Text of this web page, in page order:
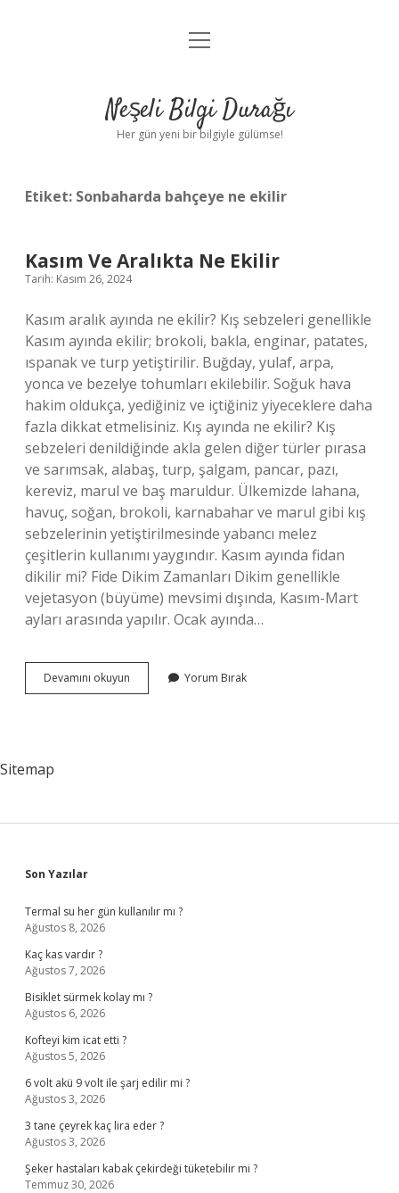
Anasayfa
Yasal Uyarı
menüyü
Neşeli Bilgi Durağı
Her gün yeni bir bilgiyle gülümse!
Etiket: Sonbaharda bahçeye ne ekilir
Kasım Ve Aralıkta Ne Ekilir
Tarih: Kasım 26, 2024
Kasım aralık ayında ne ekilir? Kış sebzeleri genellikle
Kasım ayında ekilir; brokoli, bakla, enginar, patates,
ıspanak ve turp yetiştirilir. Buğday, yulaf, arpa,
yonca ve bezelye tohumları ekilebilir. Soğuk hava
hakim oldukça, yediğiniz ve içtiğiniz yiyeceklere daha
fazla dikkat etmelisiniz. Kış ayında ne ekilir? Kış
sebzeleri denildiğinde akla gelen diğer türler pırasa
ve sarımsak, alabaş, turp, şalgam, pancar, pazı,
kereviz, marul ve baş maruldur. Ülkemizde lahana,
havuç, soğan, brokoli, karnabahar ve marul gibi kış
sebzelerinin yetiştirilmesinde yabancı melez
çeşitlerin kullanımı yaygındır. Kasım ayında fidan
dikilir mi? Fide Dikim Zamanları Dikim genellikle
vejetasyon (büyüme) mevsimi dışında, Kasım-Mart
ayları arasında yapılır. Ocak ayında…
Devamını okuyun
Ve
Yorum Bırak
Sitemap
Sidebar
Son Yazılar
Termal su her gün kullanılır mı ?
Ağustos 8, 2026
Kaç kas vardır ?
Ağustos 7, 2026
Bisiklet sürmek kolay mı ?
Ağustos 6, 2026
Kofteyi kim icat etti ?
Ağustos 5, 2026
6 volt akü 9 volt ile şarj edilir mi ?
Ağustos 3, 2026
3 tane çeyrek kaç lira eder ?
Ağustos 3, 2026
Şeker hastaları kabak çekirdeği tüketebilir mi ?
Temmuz 30, 2026